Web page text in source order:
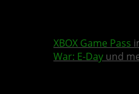
XBOX Game Pass
War: E-Day und